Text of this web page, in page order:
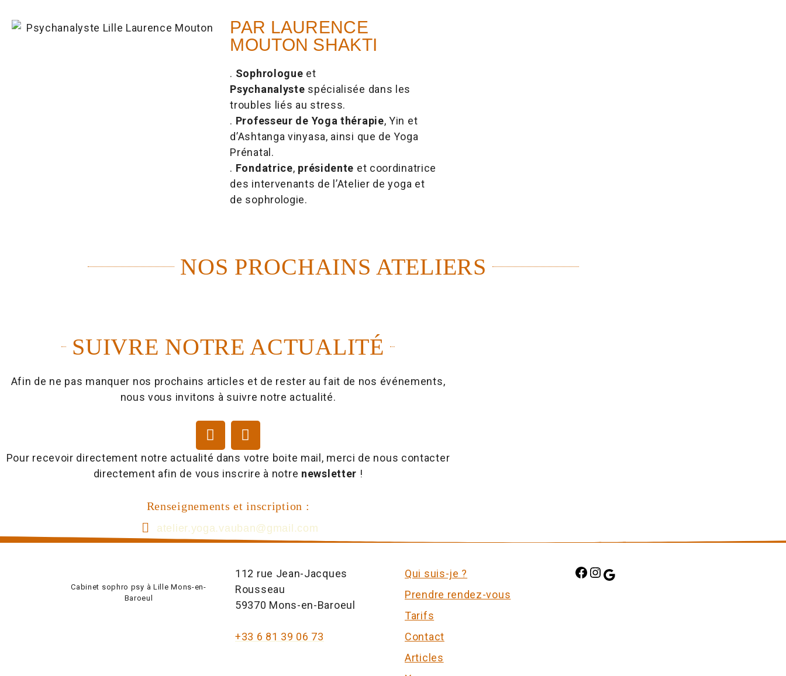
PAR LAURENCE
MOUTON SHAKTI
. Sophrologue et
Psychanalyste spécialisée dans les
troubles liés au stress.
. Professeur de Yoga thérapie, Yin et
d’Ashtanga vinyasa, ainsi que de Yoga
Prénatal.
. Fondatrice, présidente et coordinatrice
des intervenants de l’Atelier de yoga et
de sophrologie.
NOS PROCHAINS ATELIERS
SUIVRE NOTRE ACTUALITÉ
Afin de ne pas manquer nos prochains articles et de rester au fait de nos événements,
nous vous invitons à suivre notre actualité.
Pour recevoir directement notre actualité dans votre boite mail, merci de nous contacter
directement afin de vous inscrire à notre newsletter !
Renseignements et inscription :
atelier.yoga.vauban@gmail.com
Cabinet sophro psy à Lille Mons-en-
Baroeul
112 rue Jean-Jacques
Rousseau
59370 Mons-en-Baroeul
+33 6 81 39 06 73
Qui suis-je ?
Prendre rendez-vous
Tarifs
Contact
Articles